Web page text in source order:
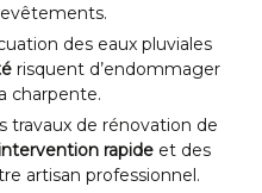
des eaux pluviales
risquent d’endommager
charpente.
travaux de rénovation de
intervention rapide et des
artisan professionnel.